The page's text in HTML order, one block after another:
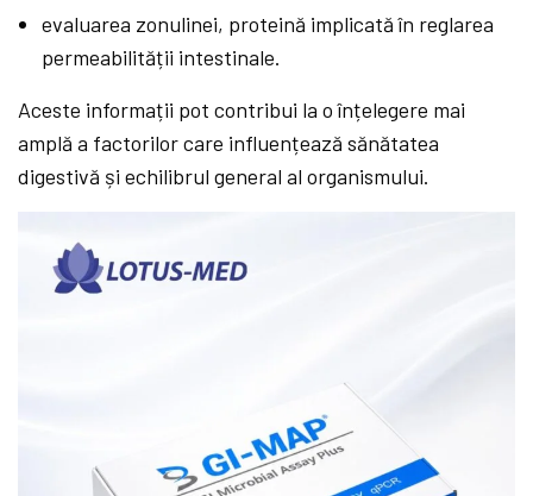
evaluarea zonulinei, proteină implicată în reglarea
permeabilității intestinale.
Aceste informații pot contribui la o înțelegere mai
amplă a factorilor care influențează sănătatea
digestivă și echilibrul general al organismului.